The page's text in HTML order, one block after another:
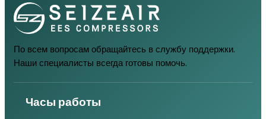
По всем вопросам обращайтесь в службу поддержки.
Наши специалисты всегда готовы помочь.
Часы работы